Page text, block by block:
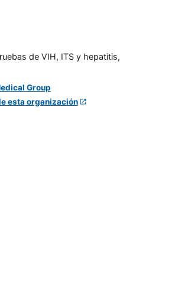
de VIH, ITS y hepatitis,
esta organización